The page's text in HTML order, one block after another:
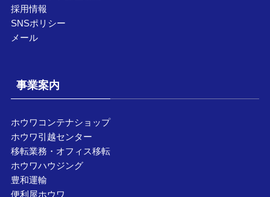
採用情報
SNSポリシー
メール
事業案内
ホウワコンテナショップ
ホウワ引越センター
移転業務・オフィス移転
ホウワハウジング
豊和運輸
便利屋ホウワ